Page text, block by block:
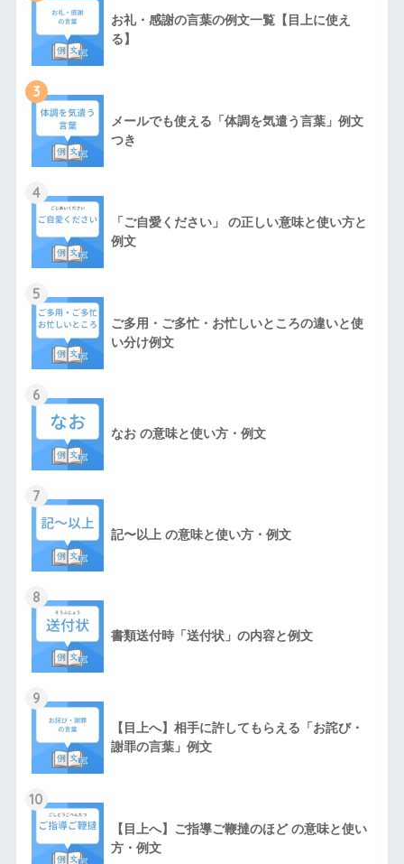
お礼・感謝の言葉の例文一覧【目上に使え
る】
3
メールでも使える「体調を気遣う言葉」例文
つき
4
「ご自愛ください」 の正しい意味と使い方と
例文
5
ご多用・ご多忙・お忙しいところの違いと使
い分け例文
6
なお の意味と使い方・例文
7
記〜以上 の意味と使い方・例文
8
書類送付時「送付状」の内容と例文
9
【目上へ】相手に許してもらえる「お詫び・
謝罪の言葉」例文
10
【目上へ】ご指導ご鞭撻のほど の意味と使い
方・例文